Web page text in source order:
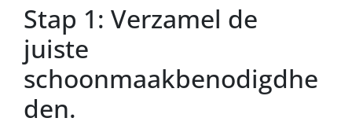
Stap 1: Verzamel de
juiste
schoonmaakbenodigdhe
den.